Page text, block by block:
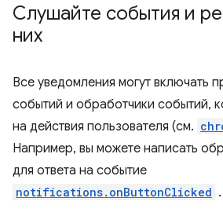
Слушайте события и
них
Все уведомления могут включать
событий и обработчики событий,
на действия пользователя (см.
Например, вы можете написать
для ответа на событие
notifications.onButtonClicked .